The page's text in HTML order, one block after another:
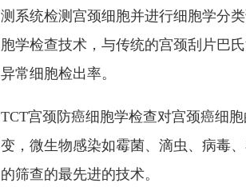
测系统检测宫颈细胞并进行细胞学分
胞学检查技术，与传统的宫颈刮片巴
异常细胞检出率。
TCT宫颈防癌细胞学检查对宫颈癌细
变，微生物感染如霉菌、滴虫、病毒
的筛查的最先进的技术。